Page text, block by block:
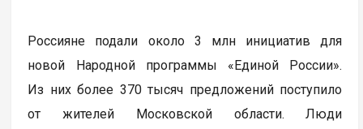
Россияне подали около 3 млн инициатив для
новой Народной программы «Единой России».
Из них более 370 тысяч предложений поступило
от жителей Московской области. Люди